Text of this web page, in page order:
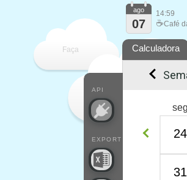
Faça
API
EXPORT
ago
07
14:59
☕Café
Calculadora
seg
24
31